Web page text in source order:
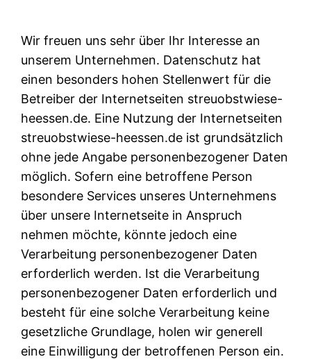
Wir freuen uns sehr über Ihr Interesse an
unserem Unternehmen. Datenschutz hat
einen besonders hohen Stellenwert für die
Betreiber der Internetseiten streuobstwiese-
heessen.de. Eine Nutzung der Internetseiten
streuobstwiese-heessen.de ist grundsätzlich
ohne jede Angabe personenbezogener Daten
möglich. Sofern eine betroffene Person
besondere Services unseres Unternehmens
über unsere Internetseite in Anspruch
nehmen möchte, könnte jedoch eine
Verarbeitung personenbezogener Daten
erforderlich werden. Ist die Verarbeitung
personenbezogener Daten erforderlich und
besteht für eine solche Verarbeitung keine
gesetzliche Grundlage, holen wir generell
eine Einwilligung der betroffenen Person ein.